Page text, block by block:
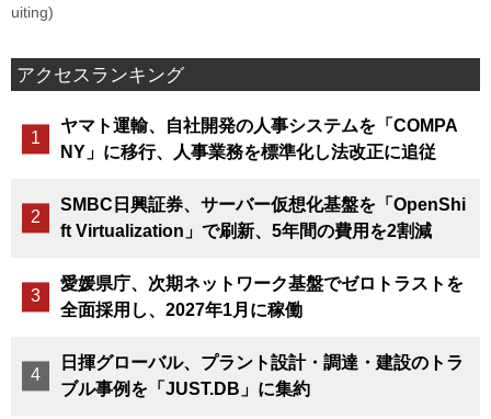
uiting)
アクセスランキング
ヤマト運輸、自社開発の人事システムを「COMPA
NY」に移行、人事業務を標準化し法改正に追従
SMBC日興証券、サーバー仮想化基盤を「OpenShi
ft Virtualization」で刷新、5年間の費用を2割減
愛媛県庁、次期ネットワーク基盤でゼロトラストを
全面採用し、2027年1月に稼働
日揮グローバル、プラント設計・調達・建設のトラ
ブル事例を「JUST.DB」に集約